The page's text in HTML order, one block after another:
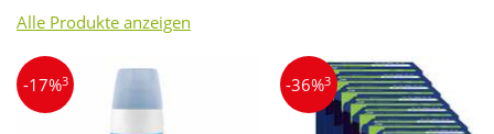
Alle Produkte anzeigen
-17%3 -36%3